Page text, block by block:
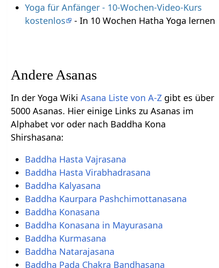
Yoga für Anfänger - 10-Wochen-Video-Kurs
kostenlos
- In 10 Wochen Hatha Yoga lernen
Andere Asanas
In der Yoga WikiAsana Liste von A-Z gibt es über
5000 Asanas. Hier einige Links zu Asanas im
Alphabet vor oder nach Baddha Kona
Shirshasana:
Baddha Hasta Vajrasana
Baddha Hasta Virabhadrasana
Baddha Kalyasana
Baddha Kaurpara Pashchimottanasana
Baddha Konasana
Baddha Konasana in Mayurasana
Baddha Kurmasana
Baddha Natarajasana
Baddha Pada Chakra Bandhasana